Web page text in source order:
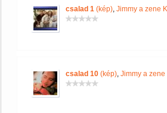
csalad 1 (kép), Jimmy a zene
csalad 10 (kép), Jimmy a